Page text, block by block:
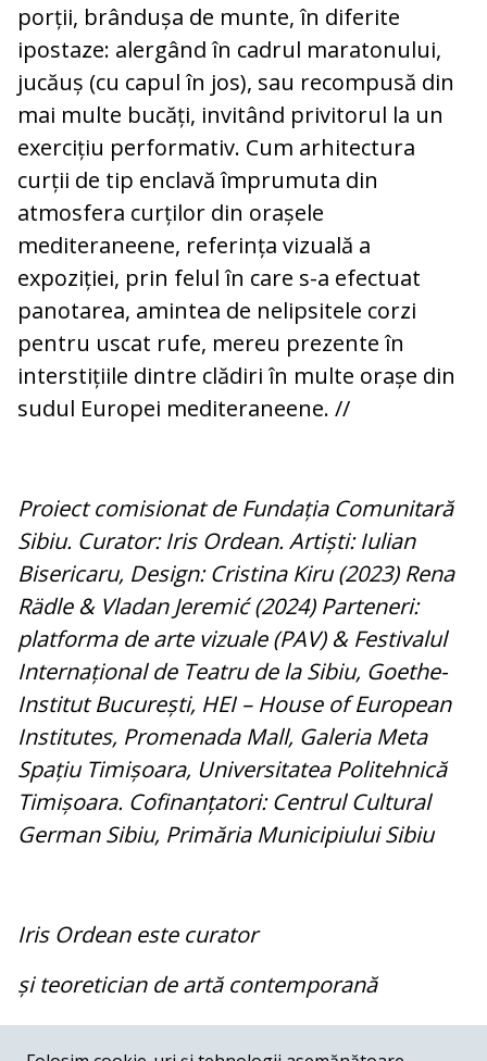
porții, brândușa de munte, în diferite
ipostaze: alergând în cadrul maratonului,
jucăuș (cu capul în jos), sau recompusă din
mai multe bucăți, invitând privitorul la un
exercițiu performativ. Cum arhitectura
curții de tip enclavă împrumuta din
atmosfera curților din orașele
mediteraneene, referința vizuală a
expoziției, prin felul în care s-a efectuat
panotarea, amintea de nelipsitele corzi
pentru uscat rufe, mereu prezente în
interstițiile dintre clădiri în multe orașe din
sudul Europei mediteraneene. //
Proiect comisionat de Fundația Comuni­tară
Sibiu. Curator: Iris Ordean. Artiști: Iulian
Bisericaru, Design: Cristina Kiru (2023) Rena
Rädle & Vladan Jeremić (2024) Parteneri:
platforma de arte vizuale (PAV) & Festivalul
Internațional de Teatru de la Sibiu, Goethe-
Institut București, HEI – House of European
Institutes, Promenada Mall, Galeria Meta
Spațiu Timișoara, Universitatea Politehnică
Timișoara. Cofinanțatori: Centrul Cultural
German Sibiu, Primăria Municipiului Sibiu
Iris Ordean este curator
și teoretician de artă contemporană
COMENTARII